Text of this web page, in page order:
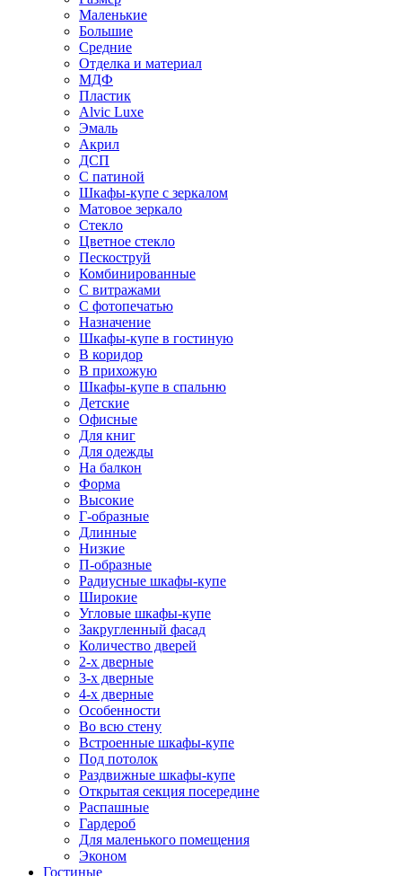
Маленькие
Большие
Средние
Отделка и материал
МДФ
Пластик
Alvic Luxe
Эмаль
Акрил
ДСП
С патиной
Шкафы-купе с зеркалом
Матовое зеркало
Стекло
Цветное стекло
Пескоструй
Комбинированные
С витражами
С фотопечатью
Назначение
Шкафы-купе в гостиную
В коридор
В прихожую
Шкафы-купе в спальню
Детские
Офисные
Для книг
Для одежды
На балкон
Форма
Высокие
Г-образные
Длинные
Низкие
П-образные
Радиусные шкафы-купе
Широкие
Угловые шкафы-купе
Закругленный фасад
Количество дверей
2-х дверные
3-х дверные
4-х дверные
Особенности
Во всю стену
Встроенные шкафы-купе
Под потолок
Раздвижные шкафы-купе
Открытая секция посередине
Распашные
Гардероб
Для маленького помещения
Эконом
Гостиные